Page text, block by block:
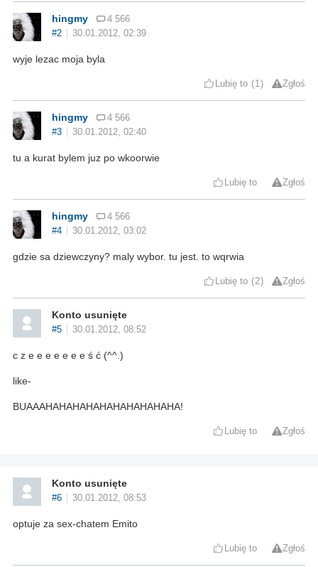
hingmy
4 566
#2
30.01.2012, 02:39
wyje lezac moja byla
Lubię to 1 Zgłoś
hingmy
4 566
#3
30.01.2012, 02:40
tu a kurat bylem juz po wkoorwie
Lubię to Zgłoś
hingmy
4 566
#4
30.01.2012, 03:02
gdzie sa dziewczyny? maly wybor. tu jest. to wqrwia
Lubię to 2 Zgłoś
Konto usunięte
#5 30.01.2012, 08:52
c z e e e e e e e ś ć (^^.)
like-
BUAAAHAHAHAHAHAHAHAHAHAHA!
Lubię to Zgłoś
Konto usunięte
#6 30.01.2012, 08:53
optuje za sex-chatem Emito
Lubię to Zgłoś